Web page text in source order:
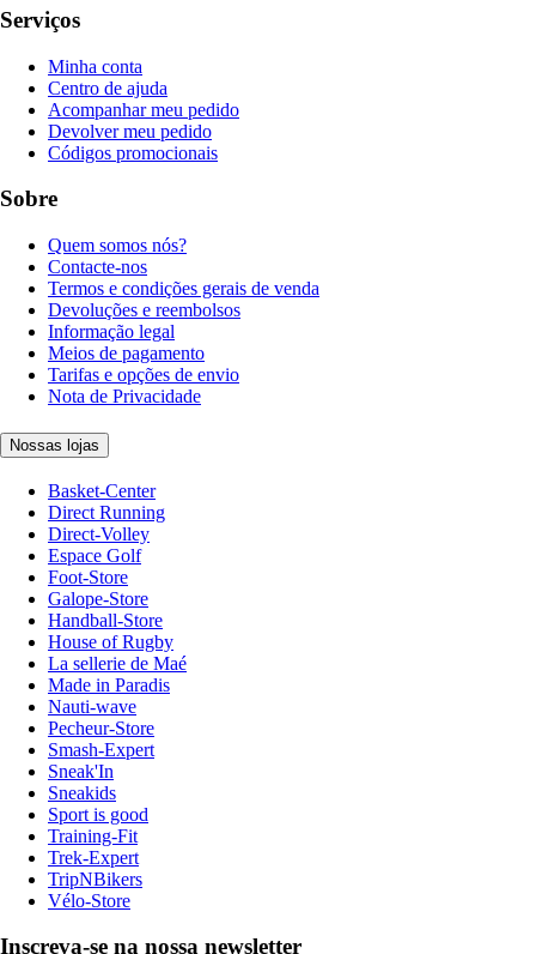
Serviços
Minha conta
Centro de ajuda
Acompanhar meu pedido
Devolver meu pedido
Códigos promocionais
Sobre
Quem somos nós?
Contacte-nos
Termos e condições gerais de venda
Devoluções e reembolsos
Informação legal
Meios de pagamento
Tarifas e opções de envio
Nota de Privacidade
Nossas lojas
Basket-Center
Direct Running
Direct-Volley
Espace Golf
Foot-Store
Galope-Store
Handball-Store
House of Rugby
La sellerie de Maé
Made in Paradis
Nauti-wave
Pecheur-Store
Smash-Expert
Sneak'In
Sneakids
Sport is good
Training-Fit
Trek-Expert
TripNBikers
Vélo-Store
Inscreva-se na nossa newsletter